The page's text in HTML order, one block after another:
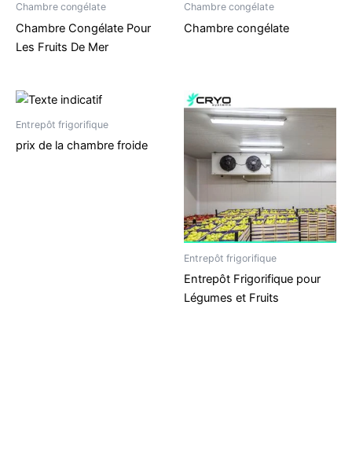
Chambre congélate
Chambre Congélate Pour
Les Fruits De Mer
Chambre congélate
Chambre congélate
Entrepôt frigorifique
prix de la chambre froide
Entrepôt frigorifique
Entrepôt Frigorifique pour
Légumes et Fruits